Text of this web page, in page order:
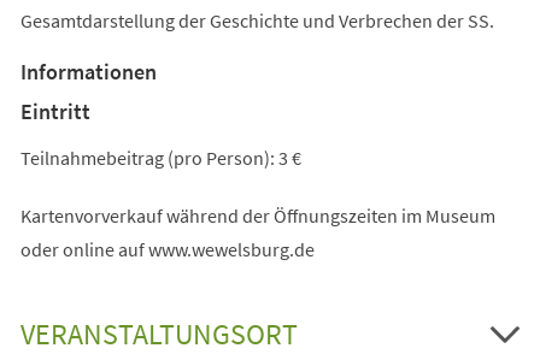
Gesamtdarstellung der Geschichte und Verbrechen der SS.
Informationen
Eintritt
Teilnahmebeitrag (pro Person): 3 €
Kartenvorverkauf während der Öffnungszeiten im Museum
oder online auf www.wewelsburg.de
VERANSTALTUNGSORT